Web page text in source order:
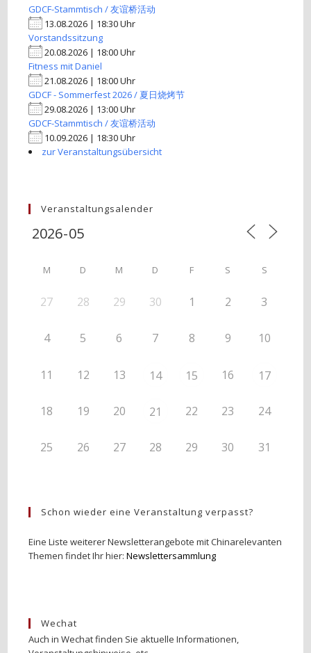
GDCF-Stammtisch / 友谊桥活动
13.08.2026 | 18:30 Uhr
Vorstandssitzung
20.08.2026 | 18:00 Uhr
Fitness mit Daniel
21.08.2026 | 18:00 Uhr
GDCF - Sommerfest 2026 / 夏日烧烤节
29.08.2026 | 13:00 Uhr
GDCF-Stammtisch / 友谊桥活动
10.09.2026 | 18:30 Uhr
zur Veranstaltungsübersicht
Veranstaltungsalender
M D M D F S S
27 28 29 30 1 2 3
4 5 6 7 8 9 10
11 12 13 14 15 16 17
18 19 20 21 22 23 24
25 26 27 28 29 30 31
Schon wieder eine Veranstaltung verpasst?
Eine Liste weiterer Newsletterangebote mit Chinarelevanten
Themen findet Ihr hier:Newslettersammlung
Wechat
Auch in Wechat finden Sie aktuelle Informationen,